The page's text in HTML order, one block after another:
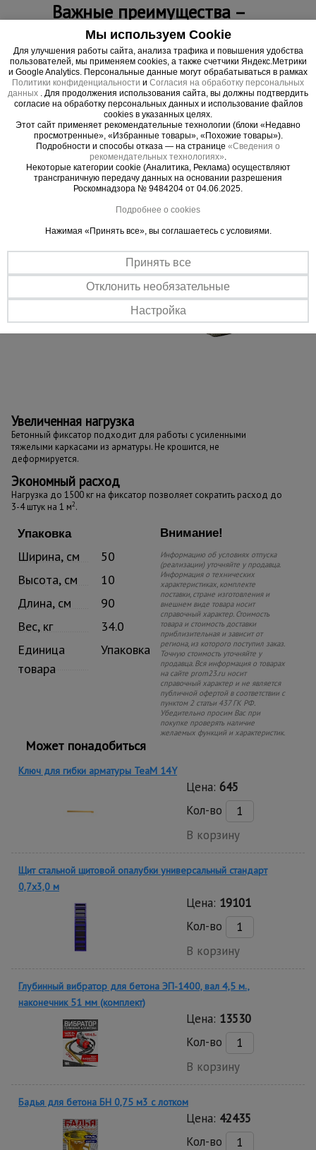
Важные преимущества –
эффективная работа
Универсальное решение
Подходит для создания защитного слоя как арматурных прутьев,
так и проволоки сварной сетки максимальной толщиной до 30 мм,
при сооружении горизонтальных участков фундаментов, полов и
Легкий монтаж
Установка возможна на любой плотной поверхности:
предварительно утрамбованном грунте, фанере для залива
перекрытия, бетонной подушке.
Увеличенная нагрузка
Бетонный фиксатор подходит для работы с усиленными
тяжелыми каркасами из арматуры. Не крошится, не
деформируется.
Экономный расход
Нагрузка до 1500 кг на фиксатор позволяет сократить расход до
3-4 штук на 1 м2.
Упаковка
Ширина, см
50
Высота, см
10
Длина, см
90
Вес, кг
34.0
Единица
товара
Упаковка
Внимание!
Информацию об условиях отпуска
(реализации) уточняйте у продавца.
Информация о технических
характеристиках, комплекте
поставки, стране изготовления и
внешнем виде товара носит
справочный характер. Стоимость
товара и стоимость доставки
приблизительная и зависит от
региона, из которого поступил заказ.
Точную стоимость уточняйте у
продавца. Вся информация о товарах
на сайте prom23.ru носит
справочный характер и не является
публичной офертой в соответствии с
пунктом 2 статьи 437 ГК РФ.
Убедительно просим Вас при
покупке проверять наличие
желаемых функций и характеристик.
Может понадобиться
Ключ для гибки арматуры TeaM 14Y
Цена: 645
Кол-во
В корзину
Щит стальной щитовой опалубки универсальный стандарт
0,7x3,0 м
Цена: 19101
Кол-во
В корзину
Глубинный вибратор для бетона ЭП-1400, вал 4,5 м.,
наконечник 51 мм (комплект)
Цена: 13530
Кол-во
В корзину
Бадья для бетона БН 0,75 м3 с лотком
Цена: 42435
Кол-во
Мы используем Cookie
Для улучшения работы сайта, анализа трафика и повышения удобства
пользователей, мы применяем cookies, а также счетчики Яндекс.Метрики
и Google Analytics. Персональные данные могут обрабатываться в рамках
Политики конфиденциальности и Согласия на обработку персональных
данных
. Для продолжения использования сайта, вы должны подтвердить
согласие на обработку персональных данных и использование файлов
cookies в указанных целях.
Этот сайт применяет рекомендательные технологии (блоки «Недавно
просмотренные», «Избранные товары», «Похожие товары»).
Подробности и способы отказа — на странице «Сведения о
рекомендательных технологиях»
Некоторые категории cookie (Аналитика, Реклама) осуществляют
трансграничную передачу данных на основании разрешения
Роскомнадзора № 9484204 от 04.06.2025.
Подробнее о cookies
Нажимая «Принять все», вы соглашаетесь с условиями.
Принять все
Отклонить необязательные
Настройка